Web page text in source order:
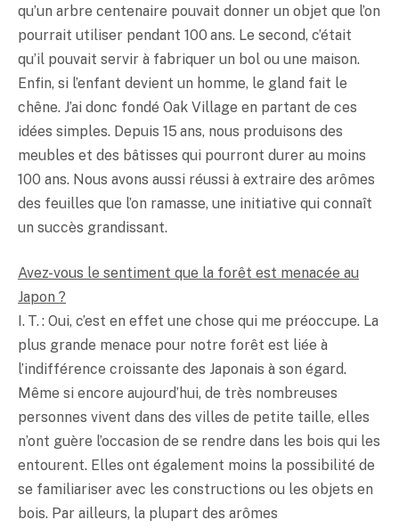
qu’un arbre centenaire pouvait donner un objet que l’on
pourrait utiliser pendant 100 ans. Le second, c’était
qu’il pouvait servir à fabriquer un bol ou une maison.
Enfin, si l’enfant devient un homme, le gland fait le
chêne. J’ai donc fondé Oak Village en partant de ces
idées simples. Depuis 15 ans, nous produisons des
meubles et des bâtisses qui pourront durer au moins
100 ans. Nous avons aussi réussi à extraire des arômes
des feuilles que l’on ramasse, une initiative qui connaît
un succès grandissant.
Avez-vous le sentiment que la forêt est menacée au
Japon ?
I. T. : Oui, c’est en effet une chose qui me préoccupe. La
plus grande menace pour notre forêt est liée à
l’indifférence croissante des Japonais à son égard.
Même si encore aujourd’hui, de très nombreuses
personnes vivent dans des villes de petite taille, elles
n’ont guère l’occasion de se rendre dans les bois qui les
entourent. Elles ont également moins la possibilité de
se familiariser avec les constructions ou les objets en
bois. Par ailleurs, la plupart des arômes